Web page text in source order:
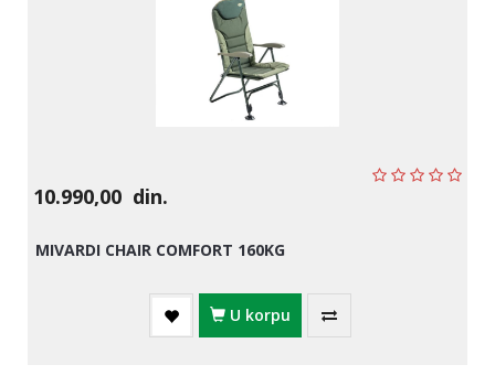
10.990,00 din.
MIVARDI CHAIR COMFORT 160KG
U korpu